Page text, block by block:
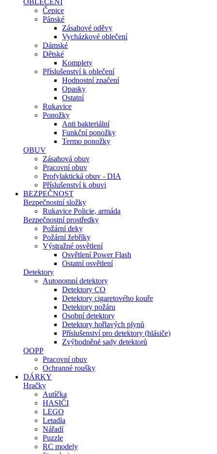
OBLEČENÍ
Čepice
Pánské
Zásahové oděvy
Vycházkové oblečení
Dámské
Dětské
Komplety
Příslušenství k oblečení
Hodnostní značení
Opasky
Ostatní
Rukavice
Ponožky
Anti bakteriální
Funkční ponožky
Termo ponožky
OBUV
Zásahová obuv
Pracovní obuv
Profylaktická obuv - DIA
Příslušenství k obuvi
BEZPEČNOST
Bezpečnostní složky
Rukavice Policie, armáda
Bezpečnostní prostředky
Požární deky
Požární žebříky
Výstražné osvětlení
Osvětlení Power Flash
Ostatní osvětlení
Detektory
Autonomní detektory
Detektory CO
Detektory cigaretového kouře
Detektory požáru
Osobní detektory
Detektory hořlavých plynů
Příslušenství pro detektory (hlásiče)
Zvýhodněné sady detektorů
OOPP
Pracovní obuv
Ochranné roušky
DÁRKY
Hračky
Autíčka
HASIČI
LEGO
Letadla
Nářadí
Puzzle
RC modely